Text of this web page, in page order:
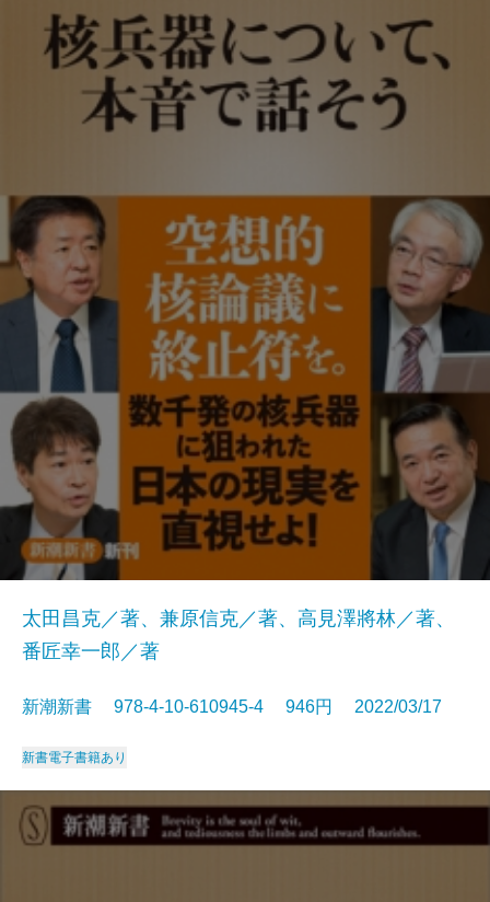
太田昌克／著、兼原信克／著、高見澤將林／著、
番匠幸一郎／著
新潮新書 978-4-10-610945-4 946円 2022/03/17
新書電子書籍あり